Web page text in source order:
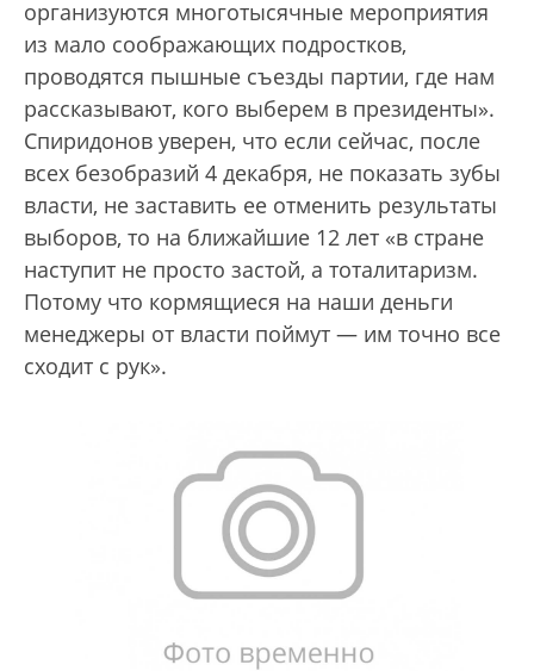
организуются многотысячные мероприятия
из мало соображающих подростков,
проводятся пышные съезды партии, где нам
рассказывают, кого выберем в президенты».
Спиридонов уверен, что если сейчас, после
всех безобразий 4 декабря, не показать зубы
власти, не заставить ее отменить результаты
выборов, то на ближайшие 12 лет «в стране
наступит не просто застой, а тоталитаризм.
Потому что кормящиеся на наши деньги
менеджеры от власти поймут — им точно все
сходит с рук».